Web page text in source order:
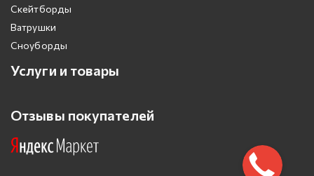
Скейтборды
Ватрушки
Сноуборды
Услуги и товары
Отзывы покупателей